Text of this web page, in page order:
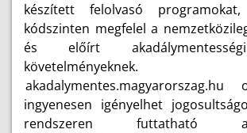
készített felolvasó
kódszinten megfelel a
és előírt
akadalymentes.magyarorszag.hu
ingyenesen igényelhet
rendszeren futtatható